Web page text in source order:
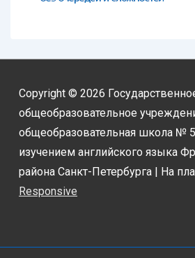
Copyright © 2026
общеобразовательное
общеобразовательная школа №
изучением английского языка
района Санкт-Петербурга | На
Responsive